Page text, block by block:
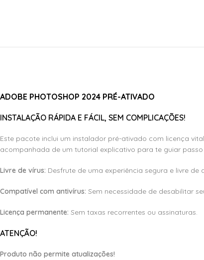
ADOBE PHOTOSHOP 2024 PRÉ-ATIVADO
INSTALAÇÃO RÁPIDA E FÁCIL, SEM COMPLICAÇÕES!
Este pacote inclui um instalador pré-ativado com licença
acompanhada de um tutorial explicativo para te guiar
Livre de vírus: Desfrute de uma experiência segura e livre de
Compatível com antivírus: Sem necessidade de desabilitar
Licença permanente: Sem taxas recorrentes ou assinaturas.
ATENÇÃO!
Produto não permite atualizações!